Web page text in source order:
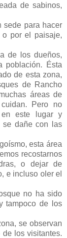
de sabinos,
sede para hacer
por el paisaje,
de los dueños,
población. Ésta
de esta zona,
de Rancho
áreas de
Pero no
en este lugar y
se dañe con las
esta área
recostarnos
o dejar de
e incluso oler el
no ha sido
tampoco de los
se observan
los visitantes.